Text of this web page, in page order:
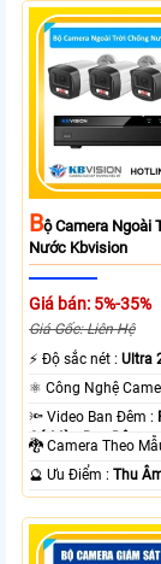
BỘ Camera Ngoài
Nước Kbvision
Giá bán: 5%-35%
Giá Gốc: Liên Hệ
️⚡ Độ sắc nét :Ultra
🔦 Video Ban Đêm :
Có Màu Ban Ðêm.
🐉️ Camera Theo
️🔮 Ưu Điểm :Thu